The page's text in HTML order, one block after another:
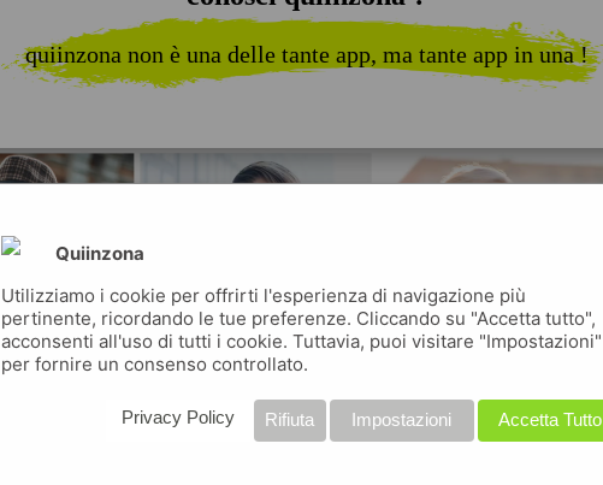
quiinzona non è una delle tante app, ma tante app in una !
Quiinzona
Utilizziamo i cookie per offrirti l'esperienza di navigazione più
pertinente, ricordando le tue preferenze. Cliccando su "Accetta tutto",
acconsenti all'uso di tutti i cookie. Tuttavia, puoi visitare "Impostazioni"
per fornire un consenso controllato.
Accetta Tutto
Impostazioni
Rifiuta
Privacy Policy